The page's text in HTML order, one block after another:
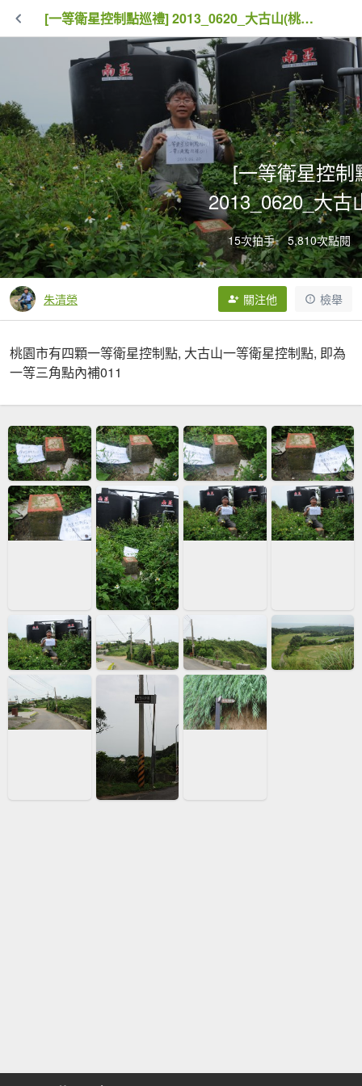
[一等衛星控制點巡禮] 2013_0620_大古山(桃園市)
[一等衛星控制
2013_0620_大古
15次拍手 5,810次點閱
朱清榮 關注他 檢舉
桃園市有四顆一等衛星控制點, 大古山一等衛星控制點, 即為
一等三角點內補011